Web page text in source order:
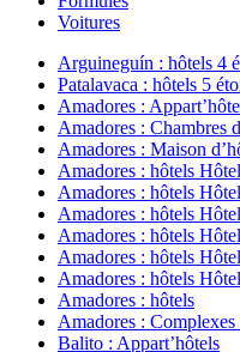
Voitures
Arguineguín : hôtels 4
Patalavaca : hôtels 5
Amadores :
Amadores : Chambres
Amadores : Maison
Amadores : hôtels
Amadores : hôtels
Amadores : hôtels
Amadores : hôtels
Amadores : hôtels
Amadores : hôtels
Amadores : hôtels
Amadores : Complexes
Balito : Appart’hôtels